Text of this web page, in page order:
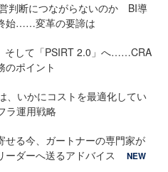
判断につながらないのか BI導
始……変革の要諦は
そして「PSIRT 2.0」へ……CRA
のポイント
、いかにコストを最適化してい
ラ運用戦略
せる今、ガートナーの専門家が
ーダーへ送るアドバイス
NEW